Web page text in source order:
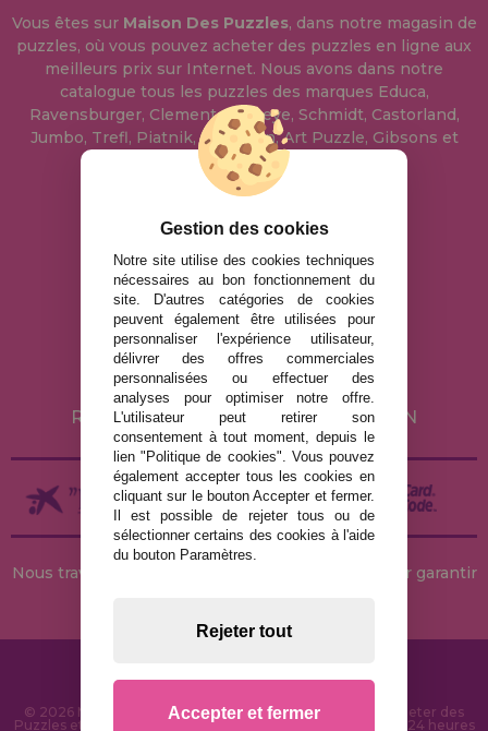
Vous êtes sur Maison Des Puzzles, dans notre magasin de
puzzles, où vous pouvez acheter des puzzles en ligne aux
meilleurs prix sur Internet. Nous avons dans notre
catalogue tous les puzzles des marques Educa,
Ravensburger, Clementoni, Heye, Schmidt, Castorland,
Jumbo, Trefl, Piatnik, Anatolian, Art Puzzle, Gibsons et
bien d'autres.
info@maisondespuzzles.fr
MENTIONS LÉGALES
POLITIQUE DE CONFIDENTIALITÉ
POLITIQUE DE COOKIES
LIVRAISON ET RETOUR
RETOURS / DROIT DE RÉTRACTATION
Nous travaillons avec des stocks permanents pour garantir
© 2026 MaisonDesPuzzles.fr - Boutique en ligne pour acheter des
Puzzles et des Casse-têtes sur Internet. Livraison rapide en 24 heures
Gestion des cookies
Notre site utilise des cookies techniques
nécessaires au bon fonctionnement du
site. D'autres catégories de cookies
peuvent également être utilisées pour
personnaliser l'expérience utilisateur,
délivrer des offres commerciales
personnalisées ou effectuer des
analyses pour optimiser notre offre.
L'utilisateur peut retirer son
consentement à tout moment, depuis le
lien "Politique de cookies". Vous pouvez
également accepter tous les cookies en
cliquant sur le bouton Accepter et fermer.
Il est possible de rejeter tous ou de
sélectionner certains des cookies à l'aide
du bouton Paramètres.
Rejeter tout
Accepter et fermer